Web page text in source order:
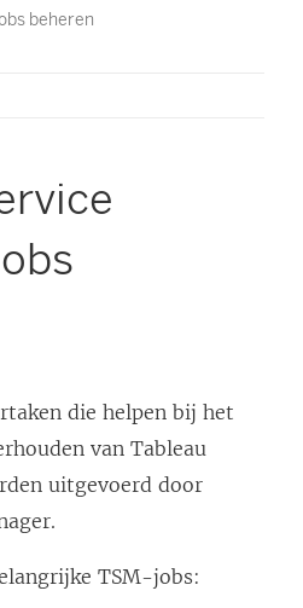
beheren
die helpen bij het
van Tableau
uitgevoerd door
TSM-jobs: